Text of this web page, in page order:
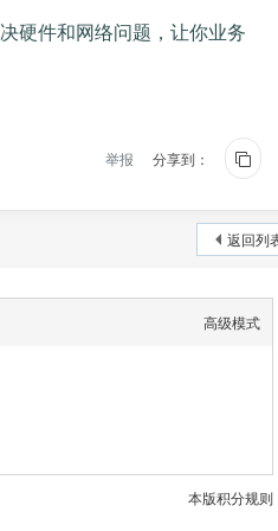
硬件和网络问题，让你业务
分享到：
举报
返回列
高级模式
本版积分规则